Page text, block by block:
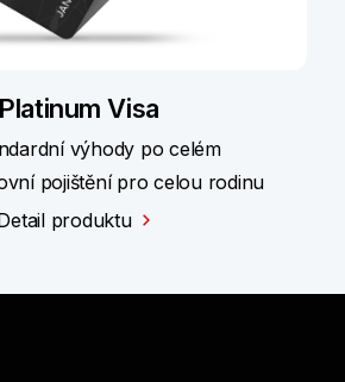
Platinum Visa
výhody po celém
pojištění pro celou rodinu
produktu